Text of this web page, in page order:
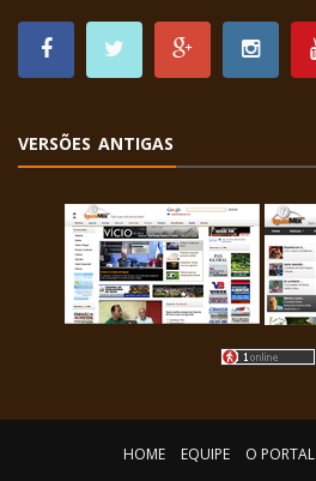
VERSÕES ANTIGAS
HOME EQUIPE O PORTAL